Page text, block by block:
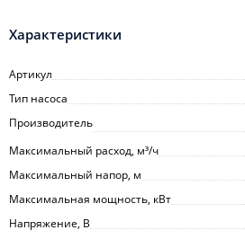
Характеристики
Артикул
Тип насоса
Производитель
Максимальный расход, м³/ч
Максимальный напор, м
Максимальная мощность, кВт
Напряжение, В